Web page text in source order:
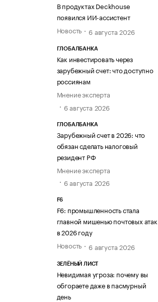
В продуктах Deckhouse
появился ИИ-ассистент
Новость
6 августа 2026
ГЛОБАЛБАНКА
Как инвестировать через
зарубежный счет: что доступно
россиянам
Мнение эксперта
6 августа 2026
ГЛОБАЛБАНКА
Зарубежный счет в 2026: что
обязан сделать налоговый
резидент РФ
Мнение эксперта
6 августа 2026
F6
F6: промышленность стала
главной мишенью почтовых атак
в 2026 году
Новость
6 августа 2026
ЗЕЛЁНЫЙ ЛИСТ
Невидимая угроза: почему вы
обгораете даже в пасмурный
день